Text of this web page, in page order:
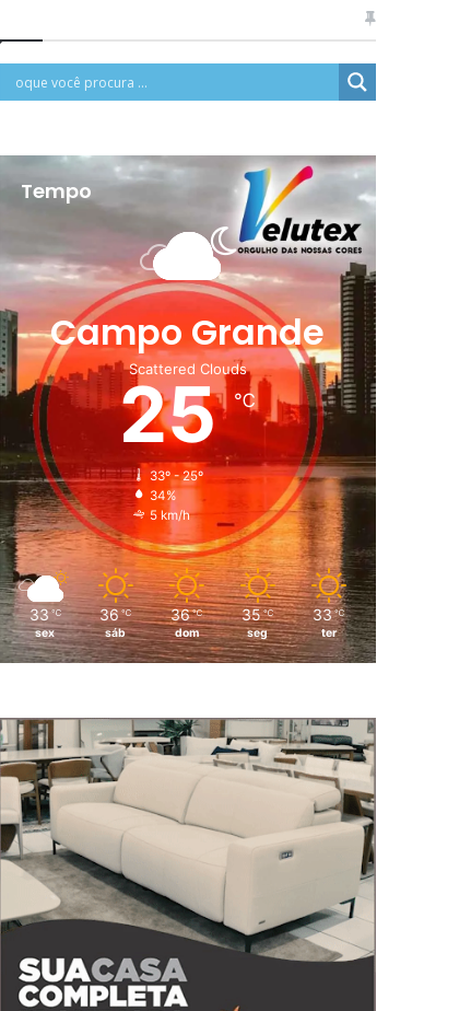
Tempo
Campo Grande
Scattered Clouds
25℃
33º - 25º
34%
5 km/h
33 ℃
sex
36 ℃
sáb
36 ℃
dom
35 ℃
seg
33 ℃
ter